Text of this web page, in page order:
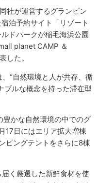
社が運営するグランピン
泊予約サイト「リゾート
ドパークが稲毛海浜公園
planet CAMP ＆
した。
“自然環境と人が共存、循
ブルな概念を持った滞在型
かな自然環境の中でのグ
17日にはエリア拡大増棟
ピングテントをさらに8棟
く厳選した新鮮食材を使